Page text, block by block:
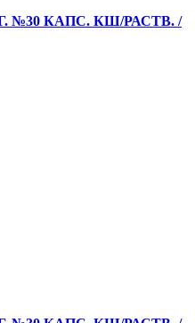
№30 КАПС. КШ/РАСТВ. /